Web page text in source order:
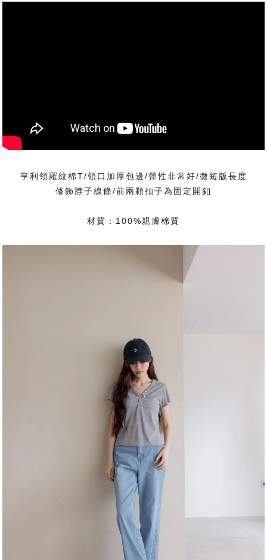
亨利領羅紋棉T/領口加厚包邊/彈性非常好/微短版長度
修飾脖子線條/前兩顆扣子為固定開釦
材質：100%親膚棉質